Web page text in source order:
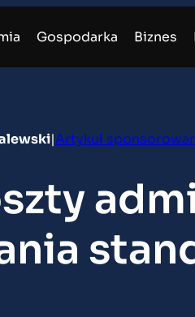
Gospodarka Biznes
|Artykuł